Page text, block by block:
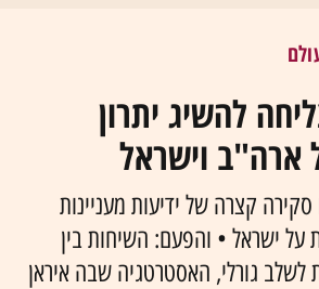
להשיג יתרון
ארה"ב וישראל
קצרה של ידיעות מעניינות
ישראל • והפעם: השיחות בין
לשלב גורלי, האסטרטגיה שבה איראן